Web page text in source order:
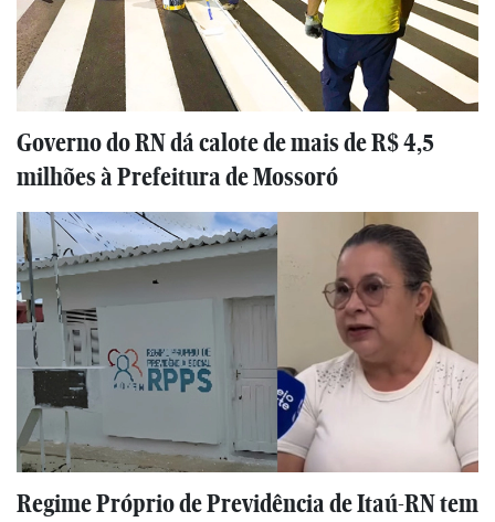
Governo do RN dá calote de mais de R$ 4,5
milhões à Prefeitura de Mossoró
Regime Próprio de Previdência de Itaú-RN tem